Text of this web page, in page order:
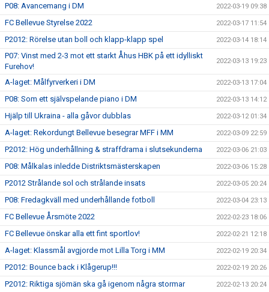
P08: Avancemang i DM 2022-03-19 09:38
FC Bellevue Styrelse 2022 2022-03-17 11:54
P2012: Rörelse utan boll och klapp-klapp spel 2022-03-14 18:14
P07: Vinst med 2-3 mot ett starkt Åhus HBK på ett idylliskt
Furehov!
2022-03-13 19:23
A-laget: Målfyrverkeri i DM 2022-03-13 17:04
P08: Som ett självspelande piano i DM 2022-03-13 14:12
Hjälp till Ukraina - alla gåvor dubblas 2022-03-12 01:34
A-laget: Rekordungt Bellevue besegrar MFF i MM 2022-03-09 22:59
P2012: Hög underhållning & straffdrama i slutsekunderna 2022-03-06 21:03
P08: Målkalas inledde Distriktsmästerskapen 2022-03-06 15:28
P2012 Strålande sol och strålande insats 2022-03-05 20:24
P08: Fredagkväll med underhållande fotboll 2022-03-04 23:13
FC Bellevue Årsmöte 2022 2022-02-23 18:06
FC Bellevue önskar alla ett fint sportlov! 2022-02-21 12:18
A-laget: Klassmål avgjorde mot Lilla Torg i MM 2022-02-19 20:34
P2012: Bounce back i Klågerup!!! 2022-02-19 20:26
P2012: Riktiga sjömän ska gå igenom några stormar 2022-02-13 20:24